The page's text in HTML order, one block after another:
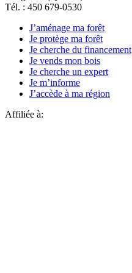
Tél. : 450 679-0530
J’aménage ma forêt
Je protège ma forêt
Je cherche du financement
Je vends mon bois
Je cherche un expert
Je m’informe
J’accède à ma région
Affiliée à: